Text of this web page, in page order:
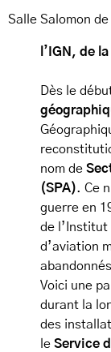
Salle Salomon
l’IGN, de
Dès le
nom de
(SPA). Ce
guerre en
de l’Institut
d’aviation
Voici une
durant la
des
le Service